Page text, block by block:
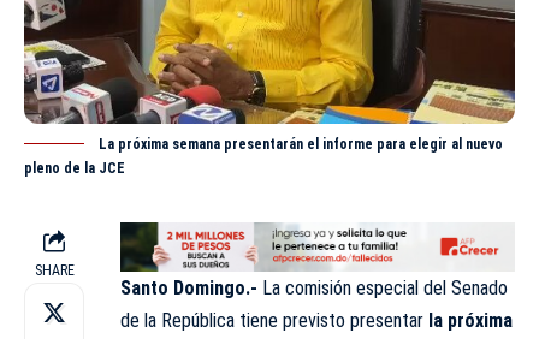
La próxima semana presentarán el informe para elegir al nuevo
pleno de la JCE
SHARE
Santo Domingo.- La comisión especial del Senado
de la República tiene previsto presentar la próxima